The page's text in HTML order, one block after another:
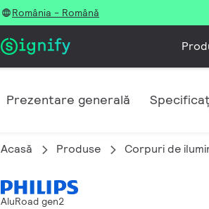
România - Română
Prezentare generală
Acasă Produse Corpuri de
AluRoad gen2